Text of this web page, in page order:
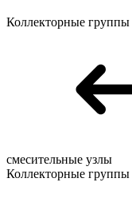
Коллекторные группы
смесительные узлы
Коллекторные группы